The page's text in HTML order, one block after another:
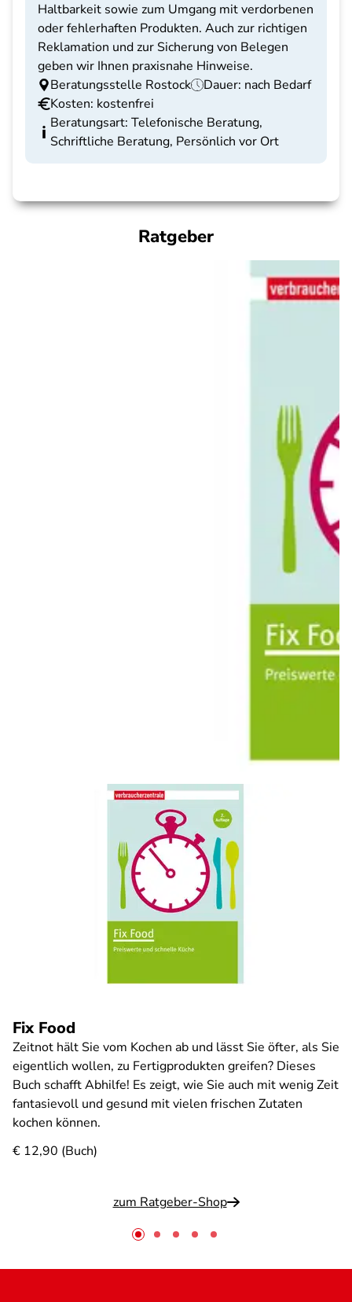
Haltbarkeit sowie zum Umgang mit verdorbenen
oder fehlerhaften Produkten. Auch zur richtigen
Reklamation und zur Sicherung von Belegen
geben wir Ihnen praxisnahe Hinweise.
Beratungsstelle Rostock
Dauer: nach Bedarf
Kosten: kostenfrei
Beratungsart: Telefonische Beratung,
Schriftliche Beratung, Persönlich vor Ort
Ratgeber
Fix Food
Zeitnot hält Sie vom Kochen ab und lässt Sie öfter, als Sie
eigentlich wollen, zu Fertigprodukten greifen? Dieses
Buch schafft Abhilfe! Es zeigt, wie Sie auch mit wenig Zeit
fantasievoll und gesund mit vielen frischen Zutaten
kochen können.
€ 12,90 (Buch)
zum Ratgeber-Shop